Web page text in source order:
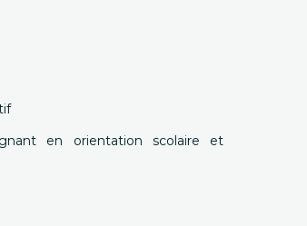
en orientation scolaire et